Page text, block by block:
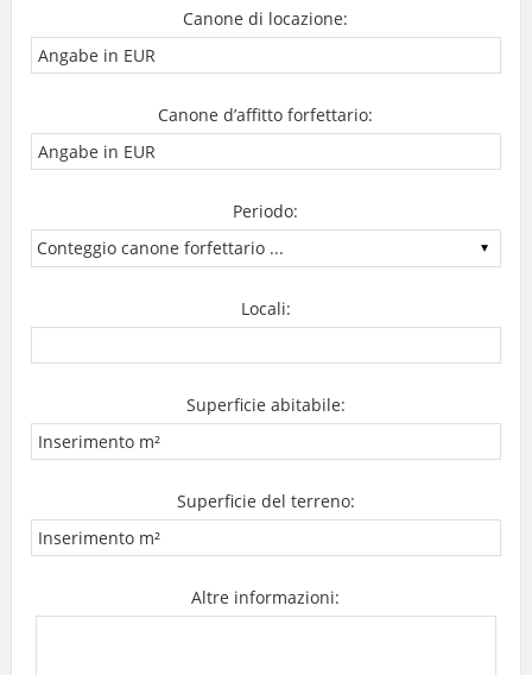
Canone di locazione:
Canone d’affitto forfettario:
Periodo:
Locali:
Superficie abitabile:
Superficie del terreno:
Altre informazioni: